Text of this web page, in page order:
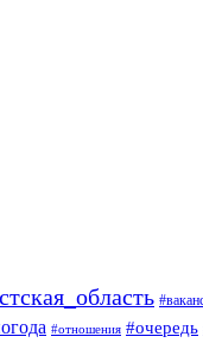
#отношения #очередь